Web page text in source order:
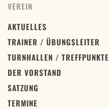
VEREIN
AKTUELLES
TRAINER / ÜBUNGSLEITER
TURNHALLEN / TREFFPUNKTE
DER VORSTAND
SATZUNG
TERMINE